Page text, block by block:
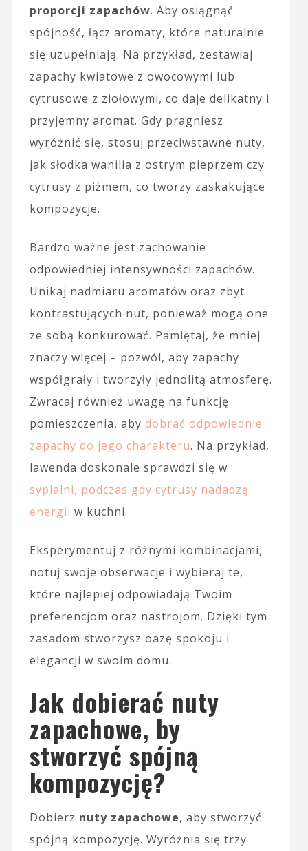
proporcji zapachów. Aby osiągnąć
spójność, łącz aromaty, które naturalnie
się uzupełniają. Na przykład, zestawiaj
zapachy kwiatowe z owocowymi lub
cytrusowe z ziołowymi, co daje delikatny i
przyjemny aromat. Gdy pragniesz
wyróżnić się, stosuj przeciwstawne nuty,
jak słodka wanilia z ostrym pieprzem czy
cytrusy z piżmem, co tworzy zaskakujące
kompozycje.
Bardzo ważne jest zachowanie
odpowiedniej intensywności zapachów.
Unikaj nadmiaru aromatów oraz zbyt
kontrastujących nut, ponieważ mogą one
ze sobą konkurować. Pamiętaj, że mniej
znaczy więcej – pozwól, aby zapachy
współgrały i tworzyły jednolitą atmosferę.
Zwracaj również uwagę na funkcję
pomieszczenia, aby dobrać odpowiednie
zapachy do jego charakteru. Na przykład,
lawenda doskonale sprawdzi się w
sypialni, podczas gdy cytrusy nadadzą
energii w kuchni.
Eksperymentuj z różnymi kombinacjami,
notuj swoje obserwacje i wybieraj te,
które najlepiej odpowiadają Twoim
preferencjom oraz nastrojom. Dzięki tym
zasadom stworzysz oazę spokoju i
elegancji w swoim domu.
Jak dobierać nuty
zapachowe, by
stworzyć spójną
kompozycję?
Dobierz nuty zapachowe, aby stworzyć
spójną kompozycję. Wyróżnia się trzy